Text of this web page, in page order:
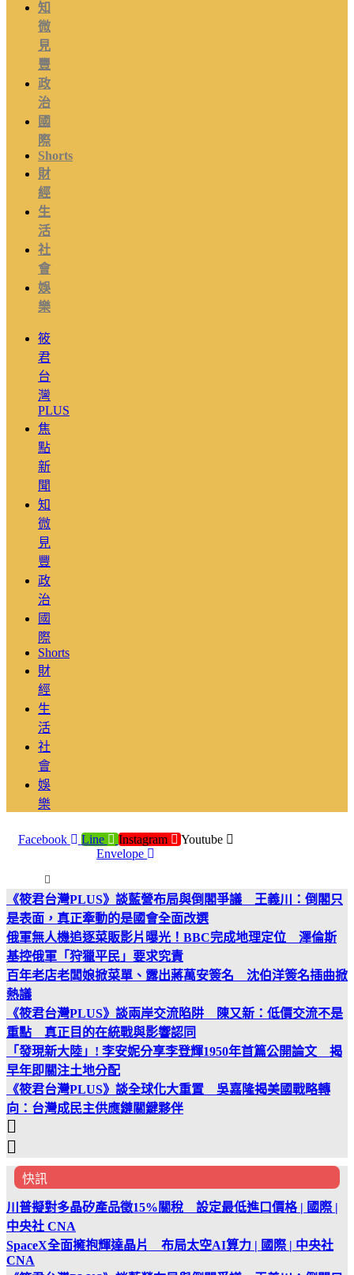
知
微
見
豐
政
治
國
際
Shorts
財
經
生
活
社
會
娛
樂
筱
君
台
灣
PLUS
焦
點
新
聞
知
微
見
豐
政
治
國
際
Shorts
財
經
生
活
社
會
娛
樂
Facebook Line Instagram
Youtube
Envelope
《筱君台灣PLUS》談藍營布局與倒閣爭議 王義川：倒閣只
是表面，真正牽動的是國會全面改選
俄軍無人機追逐菜販影片曝光！BBC完成地理定位 澤倫斯
基控俄軍「狩獵平民」要求究責
百年老店老闆娘掀菜單、露出蔣萬安簽名 沈伯洋簽名插曲掀
熱議
《筱君台灣PLUS》談兩岸交流陷阱 陳又新：低價交流不是
重點 真正目的在統戰與影響認同
「發現新大陸」! 李安妮分享李登輝1950年首篇公開論文 揭
早年即關注土地分配
《筱君台灣PLUS》談全球化大重置 吳嘉隆揭美國戰略轉
向：台灣成民主供應鏈關鍵夥伴
快訊
川普擬對多晶矽產品徵15%關稅 設定最低進口價格 | 國際 |
中央社 CNA
SpaceX全面擁抱輝達晶片 布局太空AI算力 | 國際 | 中央社
CNA